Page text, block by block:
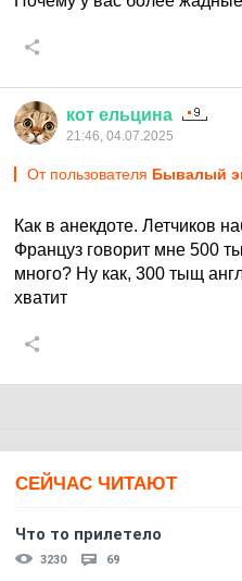
кот ельцина
21:46, 04.07.2025
От пользователя Бывалый
Как в анекдоте. Летчиков
Француз говорит мне 500
много? Ну как, 300 тыщ
хватит
СЕЙЧАС ЧИТАЮТ
Что то прилетело
3230 69